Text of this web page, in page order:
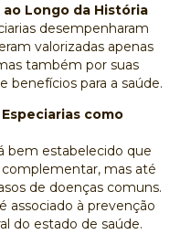
ao Longo da História
desempenharam
valorizadas apenas
também por suas
benefícios para a saúde.
como
bem estabelecido que
complementar, mas até
de doenças comuns.
associado à prevenção
do estado de saúde.